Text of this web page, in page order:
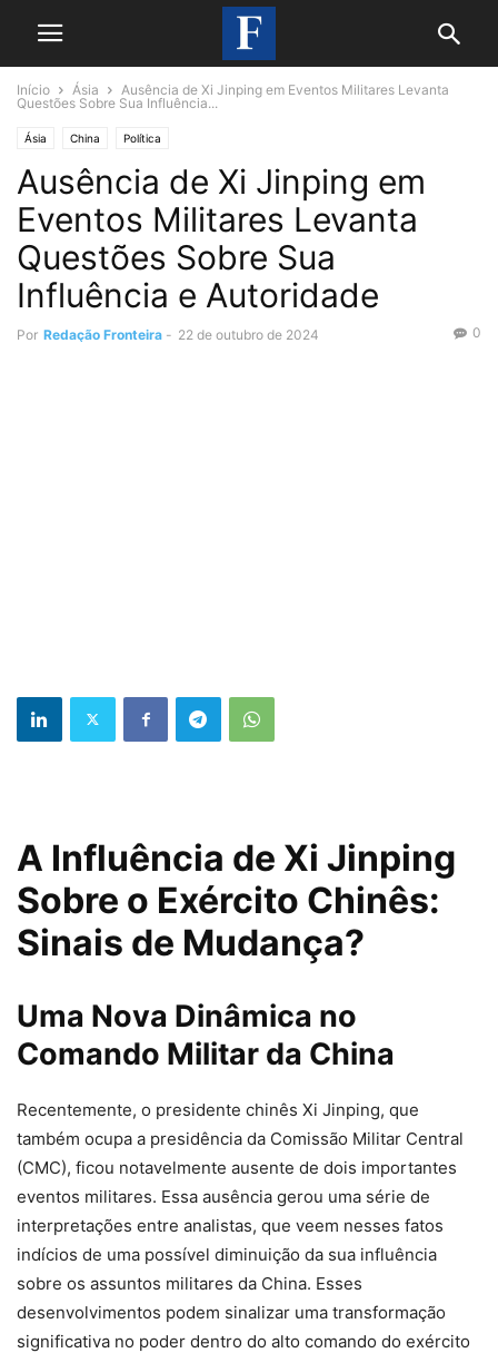
Início Ásia
Ausência de Xi Jinping em Eventos Militares Levanta
Questões Sobre Sua Influência...
Ásia China Política
Ausência de Xi Jinping em
Eventos Militares Levanta
Questões Sobre Sua
Influência e Autoridade
Por Redação Fronteira - 22 de outubro de 2024 0
A Influência de Xi Jinping
Sobre o Exército Chinês:
Sinais de Mudança?
Uma Nova Dinâmica no
Comando Militar da China
Recentemente, o presidente chinês Xi Jinping, que
também ocupa a presidência da Comissão Militar Central
(CMC), ficou notavelmente ausente de dois importantes
eventos militares. Essa ausência gerou uma série de
interpretações entre analistas, que veem nesses fatos
indícios de uma possível diminuição da sua influência
sobre os assuntos militares da China. Esses
desenvolvimentos podem sinalizar uma transformação
significativa no poder dentro do alto comando do exército